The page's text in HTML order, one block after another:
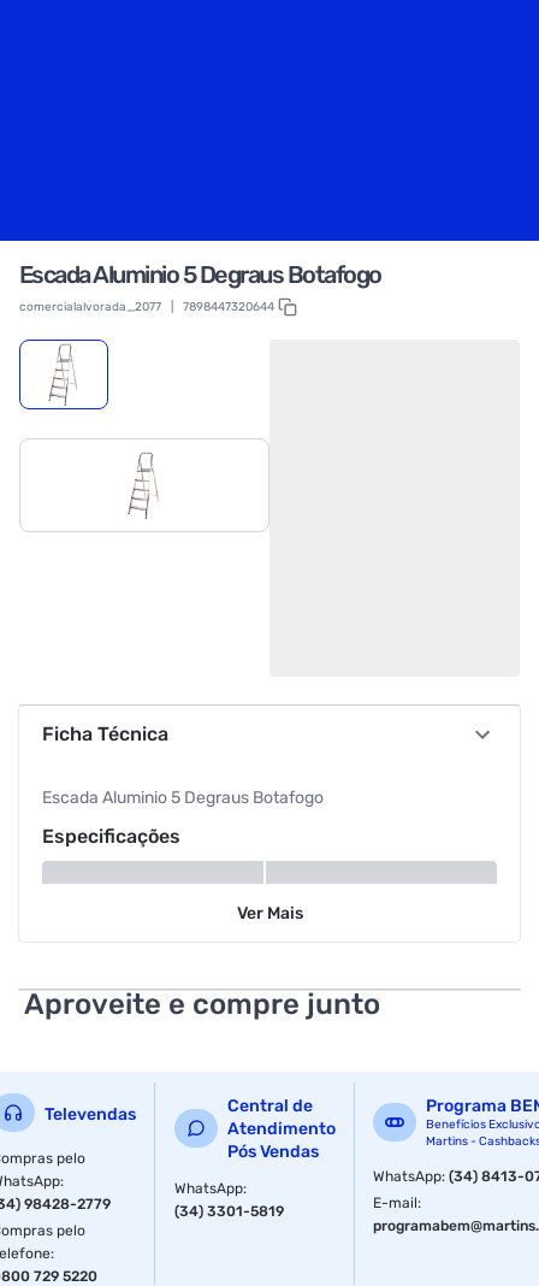
Escada Aluminio 5 Degraus Botafogo
comercialalvorada_2077 7898447320644
Ficha Técnica
Escada Aluminio 5 Degraus Botafogo
Especificações
Ver Mais
Aproveite e compre junto
Televendas
pelo
:
98428-2779
pelo
:
729 5220
Central de
Atendimento
Pós Vendas
WhatsApp:
(34) 3301-5819
Programa
Benefícios
Martins -
WhatsApp:(34) 8413-
E-mail: